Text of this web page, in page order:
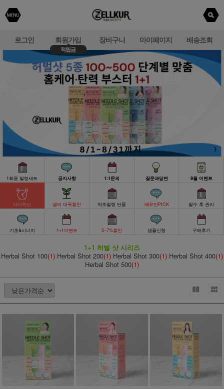
로그인 회원가입
적립금
장바구니 마이페이지 배송조회
1회용 필링세트 공지사항 1:1문의 질문과답변 8월 이벤트
다다익선 셀러 대폭할인 약초필링 단품 배유진PICK 필수 후 관리
기초&시너지 1+1이벤트 5~7%할인 샘플신청 구매후기
1+1 허벌 샷 시리즈
Herbal Shot 100(1) Herbal Shot 200(1) Herbal Shot 300(1) Herbal Shot 400(1)
Herbal Shot 500(1)